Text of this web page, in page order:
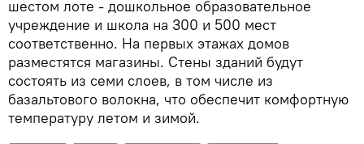
шестом лоте - дошкольное образовательное
учреждение и школа на 300 и 500 мест
соответственно. На первых этажах домов
разместятся магазины. Стены зданий будут
состоять из семи слоев, в том числе из
базальтового волокна, что обеспечит комфортную
температуру летом и зимой.